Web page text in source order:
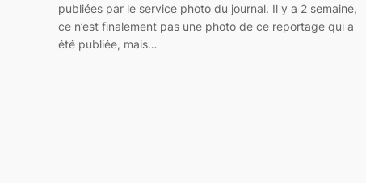
publiées par le service photo du journal. Il y a 2 semaine,
ce n’est finalement pas une photo de ce reportage qui a
été publiée, mais…